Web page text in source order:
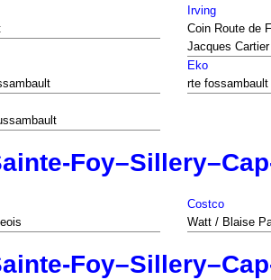
Irving
Coin Route de
Jacques Cartier
Eko
rte fossambault
Costco
Watt / Blaise